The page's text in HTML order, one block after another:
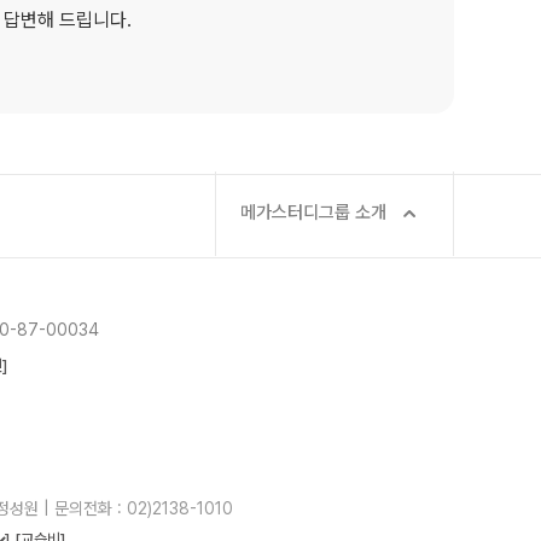
변해 드립니다.
메가스터디그룹 소개
87-00034
성원 | 문의전화 : 02)2138-1010